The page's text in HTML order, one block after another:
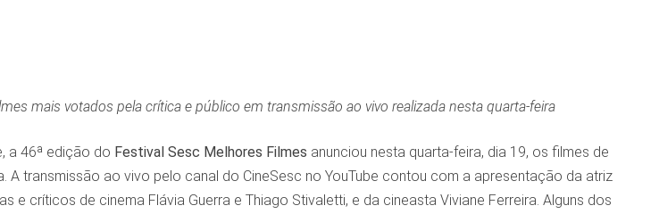
mais votados pela crítica e público em transmissão ao vivo realizada nesta quarta-feira
a 46ª edição do Festival Sesc Melhores Filmes anunciou nesta quarta-feira, dia 19, os filmes de
A transmissão ao vivo pelo canal do CineSesc no YouTube contou com a apresentação da atriz
e críticos de cinema Flávia Guerra e Thiago Stivaletti, e da cineasta Viviane Ferreira. Alguns dos